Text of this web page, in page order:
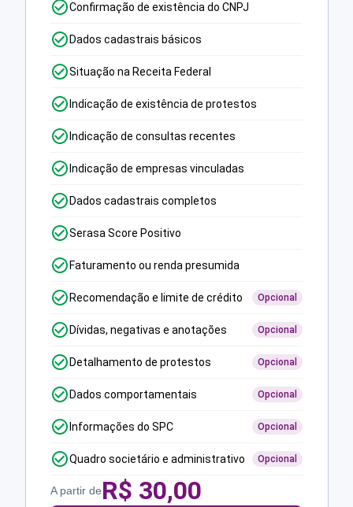
Confirmação de existência do CNPJ
Dados cadastrais básicos
Situação na Receita Federal
Indicação de existência de protestos
Indicação de consultas recentes
Indicação de empresas vinculadas
Dados cadastrais completos
Serasa Score Positivo
Faturamento ou renda presumida
Recomendação e limite de crédito Opcional
Dívidas, negativas e anotações Opcional
Detalhamento de protestos Opcional
Dados comportamentais Opcional
Informações do SPC Opcional
Quadro societário e administrativo Opcional
A partir deR$ 30,00